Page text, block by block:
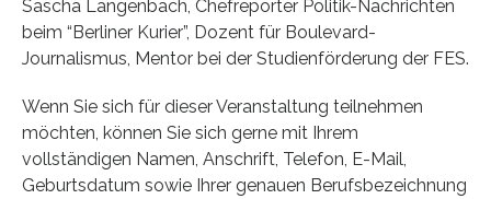
Sascha Langenbach, Chefreporter Politik-Nachrichten
beim “Berliner Kurier”, Dozent für Boulevard-
Journalismus, Mentor bei der Studienförderung der FES.
Wenn Sie sich für dieser Veranstaltung teilnehmen
möchten, können Sie sich gerne mit Ihrem
vollständigen Namen, Anschrift, Telefon, E-Mail,
Geburtsdatum sowie Ihrer genauen Berufsbezeichnung